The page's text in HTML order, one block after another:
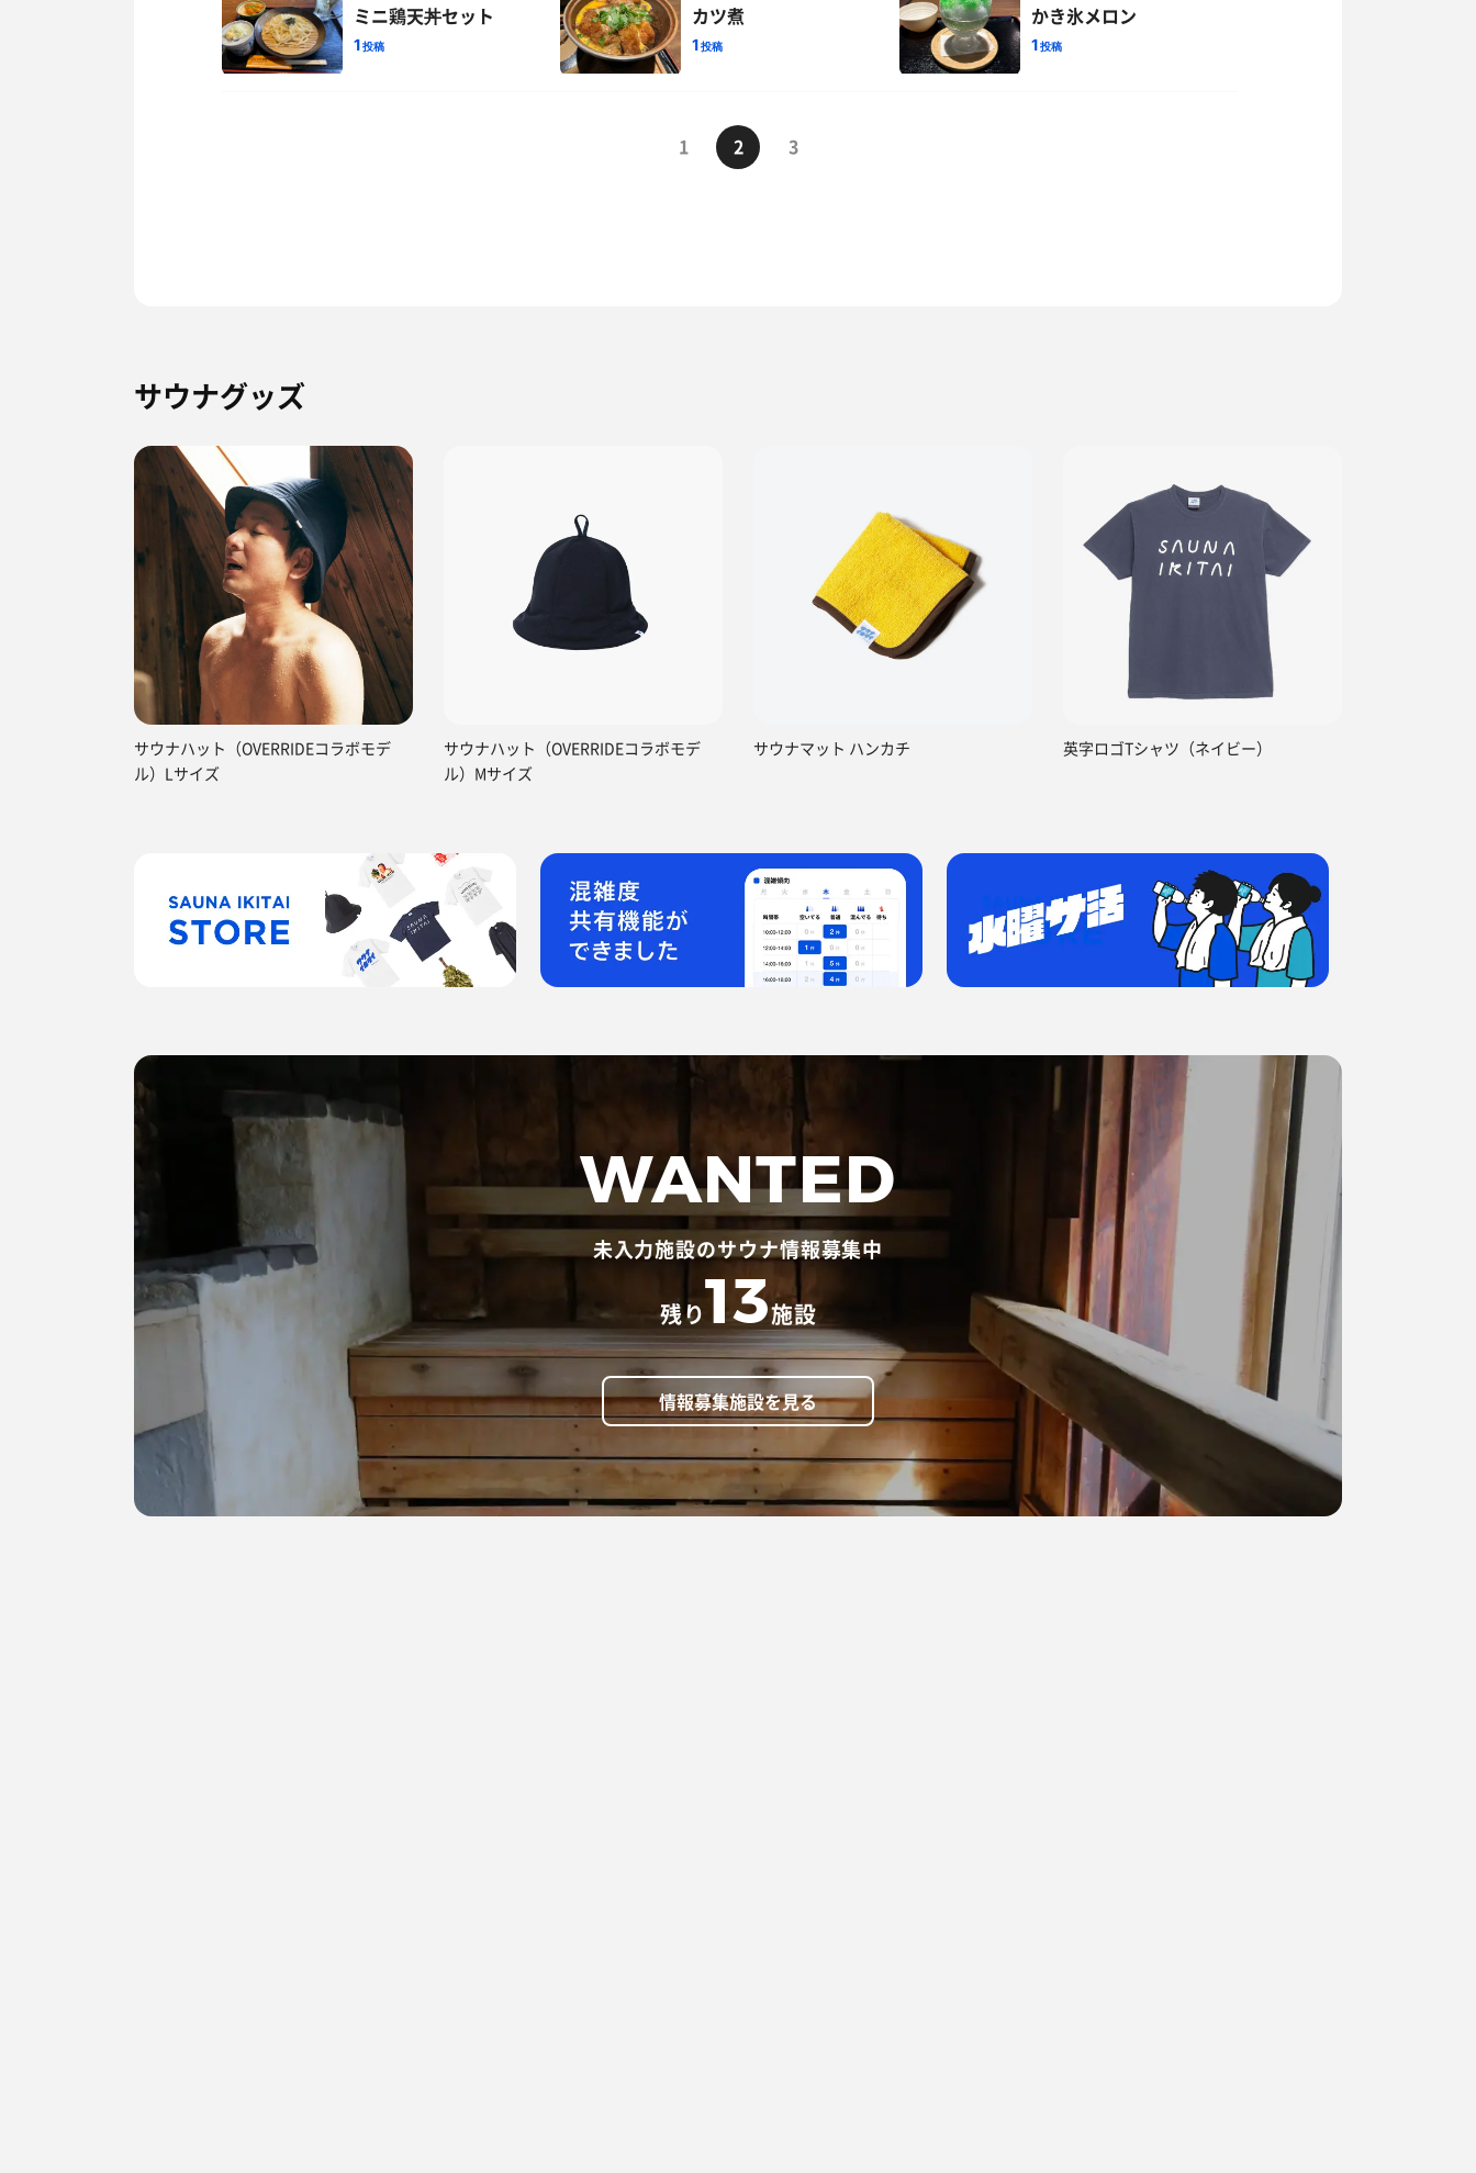
ミニ鶏天丼セット
1投稿
カツ煮
1投稿
かき氷メロン
1投稿
1 2 3
サウナグッズ
サウナハット（OVERRIDEコラボモデ
ル）Lサイズ
サウナハット（OVERRIDEコラボモデ
ル）Mサイズ
サウナマット ハンカチ 英字ロゴTシャツ（ネイビー）
WANTED
未入力施設のサウナ情報募集中
残り13施設
情報募集施設を見る